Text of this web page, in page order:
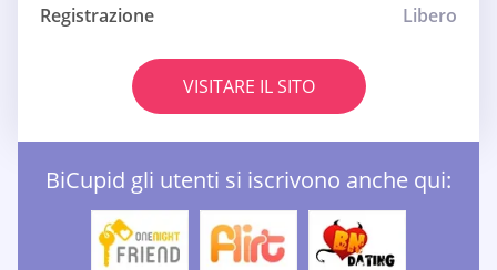
Registrazione
Libero
VISITARE IL SITO
BiCupid gli utenti si iscrivono anche qui: